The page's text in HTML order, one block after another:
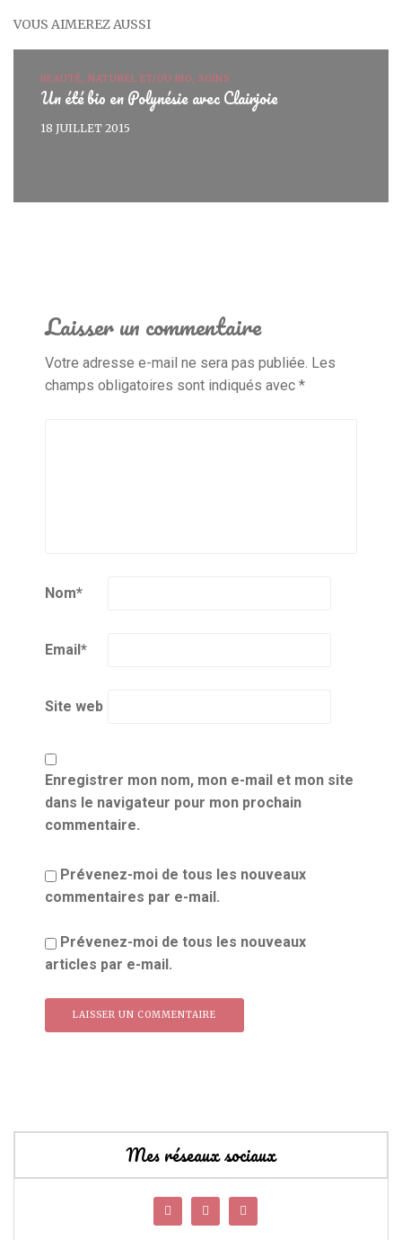
VOUS AIMEREZ AUSSI
BEAUTÉ, NATUREL ET/OU BIO, SOINS
Un été bio en Polynésie avec Clairjoie
18 JUILLET 2015
Laisser un commentaire
Votre adresse e-mail ne sera pas publiée. Les
champs obligatoires sont indiqués avec *
Nom*
Email*
Site web
Enregistrer mon nom, mon e-mail et mon site
dans le navigateur pour mon prochain
commentaire.
Prévenez-moi de tous les nouveaux
commentaires par e-mail.
Prévenez-moi de tous les nouveaux
articles par e-mail.
Mes réseaux sociaux